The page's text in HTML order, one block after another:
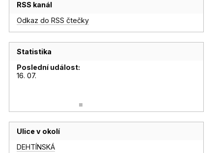
RSS kanál
Odkaz do RSS čtečky
Statistika
Poslední událost:
16. 07.
Ulice v okolí
DEHTÍNSKÁ